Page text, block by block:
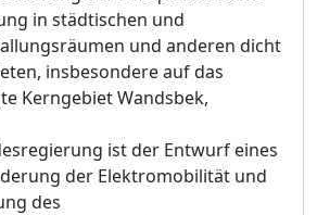
in städtischen und
und anderen dicht
insbesondere auf das
Kerngebiet Wandsbek,
ist der Entwurf eines
der Elektromobilität und
des